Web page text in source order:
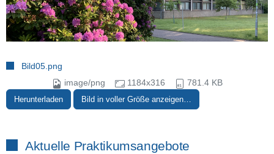
Bild05.png
image/png
1184x316 781.4 KB
Herunterladen Bild in voller Größe anzeigen…
Aktuelle Praktikumsangebote